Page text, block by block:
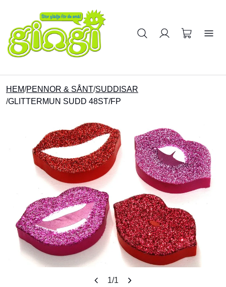
Sök på produkter
HEM/PENNOR & SÅNT/SUDDISAR
/GLITTERMUN SUDD 48ST/FP
1/1